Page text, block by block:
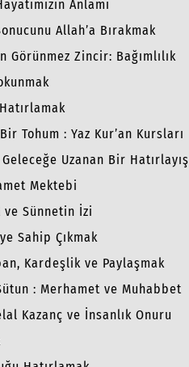
Anlamı
Allah’a Bırakmak
Görünmez Zincir: Bağımlılık
Tohum : Yaz Kur’an Kursları
Uzanan Bir Hatırlayış
Mektebi
Sünnetin İzi
Sahip Çıkmak
Kardeşlik ve Paylaşmak
: Merhamet ve Muhabbet
Kazanç ve İnsanlık Onuru